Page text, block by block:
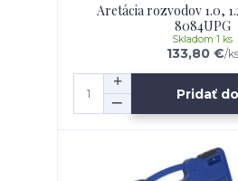
Aretácia rozvodov 1.0,
8084UPG
133,80 €/ks
Skladom 1 ks
Pridať